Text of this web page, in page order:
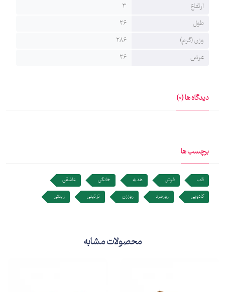
ارتفاع
3
طول
26
وزن (گرم)
286
عرض
26
دیدگاه ها (0)
برچسب ها
قاب فرش هدیه خانگی
عاشقی
کادویی
روز مرد روز زن تزئینی زینتی
محصولات مشابه